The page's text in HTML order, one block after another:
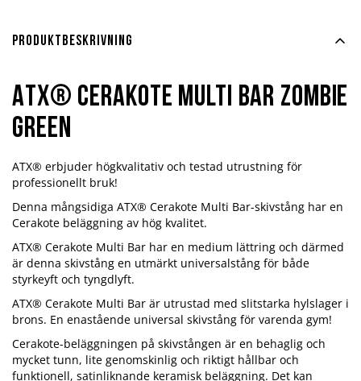
Produktbeskrivning
ATX® Cerakote Multi Bar Zombie
Green
ATX® erbjuder högkvalitativ och testad utrustning för
professionellt bruk!
Denna mångsidiga ATX® Cerakote Multi Bar-skivstång har en
Cerakote beläggning av hög kvalitet.
ATX® Cerakote Multi Bar har en medium lättring och därmed
är denna skivstång en utmärkt universalstång för både
styrkeyft och tyngdlyft.
ATX® Cerakote Multi Bar är utrustad med slitstarka hylslager i
brons. En enastående universal skivstång för varenda gym!
Cerakote-beläggningen på skivstången är en behaglig och
mycket tunn, lite genomskinlig och riktigt hållbar och
funktionell, satinliknande keramisk beläggning. Det kan